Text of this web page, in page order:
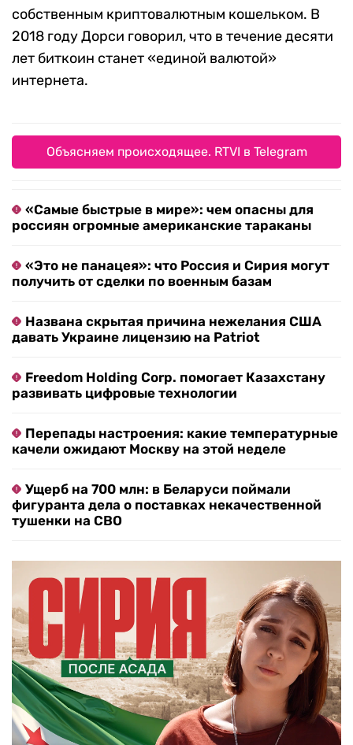
собственным криптовалютным кошельком. В
2018 году Дорси говорил, что в течение десяти
лет биткоин станет «единой валютой»
интернета.
Объясняем происходящее. RTVI в Telegram
«Самые быстрые в мире»: чем опасны для
россиян огромные американские тараканы
«Это не панацея»: что Россия и Сирия могут
получить от сделки по военным базам
Названа скрытая причина нежелания США
давать Украине лицензию на Patriot
Freedom Holding Corp. помогает Казахстану
развивать цифровые технологии
Перепады настроения: какие температурные
качели ожидают Москву на этой неделе
Ущерб на 700 млн: в Беларуси поймали
фигуранта дела о поставках некачественной
тушенки на СВО